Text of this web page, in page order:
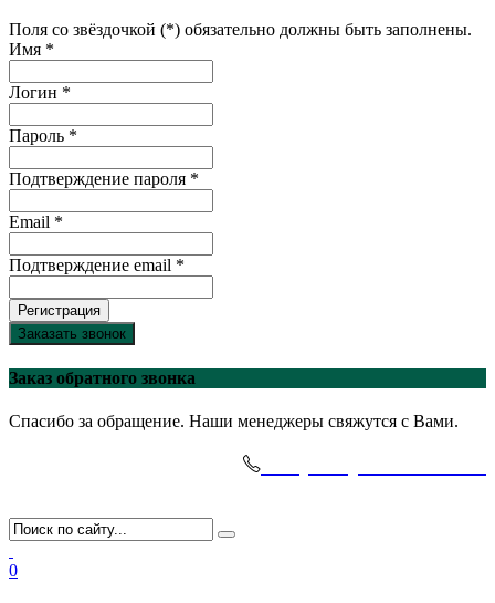
Поля со звёздочкой (*) обязательно должны быть заполнены.
Имя *
Логин *
Пароль *
Подтверждение пароля *
Email *
Подтверждение email *
Регистрация
Заказать звонок
Заказ обратного звонка
Спасибо за обращение. Наши менеджеры свяжутся с Вами.
0